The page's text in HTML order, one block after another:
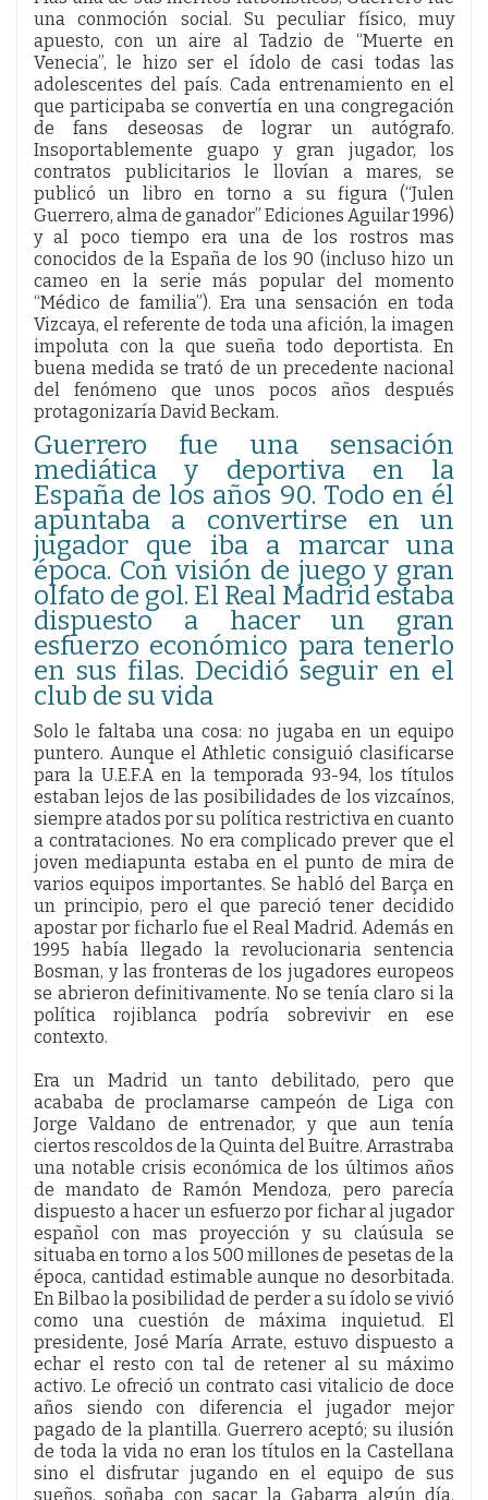
una conmoción social. Su peculiar físico, muy
apuesto, con un aire al Tadzio de “Muerte en
Venecia”, le hizo ser el ídolo de casi todas las
adolescentes del país. Cada entrenamiento en el
que participaba se convertía en una congregación
de fans deseosas de lograr un autógrafo.
Insoportablemente guapo y gran jugador, los
contratos publicitarios le llovían a mares, se
publicó un libro en torno a su figura (“Julen
Guerrero, alma de ganador” Ediciones Aguilar 1996)
y al poco tiempo era una de los rostros mas
conocidos de la España de los 90 (incluso hizo un
cameo en la serie más popular del momento
“Médico de familia”). Era una sensación en toda
Vizcaya, el referente de toda una afición, la imagen
impoluta con la que sueña todo deportista. En
buena medida se trató de un precedente nacional
del fenómeno que unos pocos años después
protagonizaría David Beckam.
Guerrero fue una sensación
mediática y deportiva en la
España de los años 90. Todo en él
apuntaba a convertirse en un
jugador que iba a marcar una
época. Con visión de juego y gran
olfato de gol. El Real Madrid estaba
dispuesto a hacer un gran
esfuerzo económico para tenerlo
en sus filas. Decidió seguir en el
club de su vida
Solo le faltaba una cosa: no jugaba en un equipo
puntero. Aunque el Athletic consiguió clasificarse
para la U.E.F.A en la temporada 93-94, los títulos
estaban lejos de las posibilidades de los vizcaínos,
siempre atados por su política restrictiva en cuanto
a contrataciones. No era complicado prever que el
joven mediapunta estaba en el punto de mira de
varios equipos importantes. Se habló del Barça en
un principio, pero el que pareció tener decidido
apostar por ficharlo fue el Real Madrid. Además en
1995 había llegado la revolucionaria sentencia
Bosman, y las fronteras de los jugadores europeos
se abrieron definitivamente. No se tenía claro si la
política rojiblanca podría sobrevivir en ese
contexto.
Era un Madrid un tanto debilitado, pero que
acababa de proclamarse campeón de Liga con
Jorge Valdano de entrenador, y que aun tenía
ciertos rescoldos de la Quinta del Buitre. Arrastraba
una notable crisis económica de los últimos años
de mandato de Ramón Mendoza, pero parecía
dispuesto a hacer un esfuerzo por fichar al jugador
español con mas proyección y su claúsula se
situaba en torno a los 500 millones de pesetas de la
época, cantidad estimable aunque no desorbitada.
En Bilbao la posibilidad de perder a su ídolo se vivió
como una cuestión de máxima inquietud. El
presidente, José María Arrate, estuvo dispuesto a
echar el resto con tal de retener al su máximo
activo. Le ofreció un contrato casi vitalicio de doce
años siendo con diferencia el jugador mejor
pagado de la plantilla. Guerrero aceptó; su ilusión
de toda la vida no eran los títulos en la Castellana
sino el disfrutar jugando en el equipo de sus
sueños, soñaba con sacar la Gabarra algún día.